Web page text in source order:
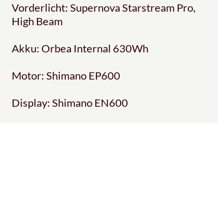
Vorderlicht: Supernova Starstream Pro,
High Beam
Akku: Orbea Internal 630Wh
Motor: Shimano EP600
Display: Shimano EN600